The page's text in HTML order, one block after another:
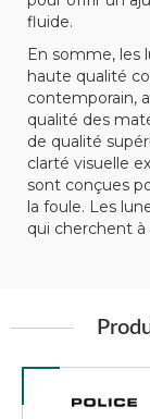
fluide.
En somme, les
haute qualité
contemporain,
qualité des
de qualité
clarté visuelle
sont conçues
la foule. Les
qui cherchent